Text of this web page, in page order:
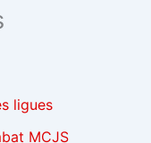
ligues
MCJS